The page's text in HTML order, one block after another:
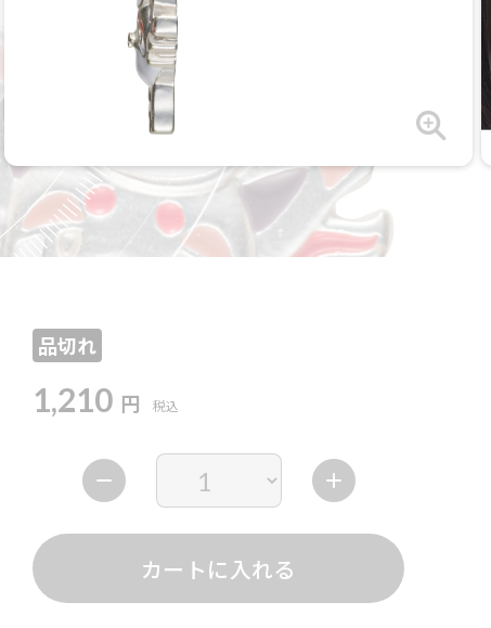
品切れ
1,210 円 税込
カートに入れる